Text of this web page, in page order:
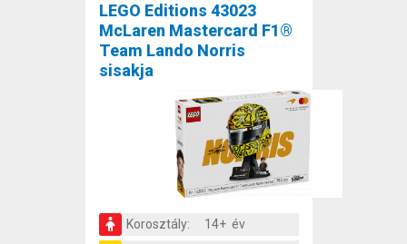
LEGO Editions 43023
McLaren Mastercard F1®
Team Lando Norris
sisakja
Korosztály:
14+ év